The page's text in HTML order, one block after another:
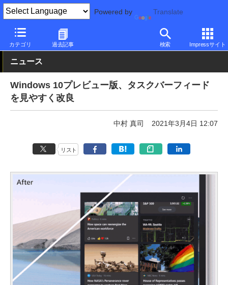
Powered by Translate
カテゴリ 過去記事 検索 Impressサイト
PC Watch ソフトウェア/アプリ アップデート
ニュース
Windows 10プレビュー版、タスクバーフィード
を見やすく改良
中村 真司 2021年3月4日 12:07
リスト